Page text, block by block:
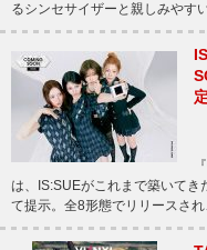
るシンセサイザーと親しみやす
定
は、IS:SUEがこれまで築いてき
て提示。全8形態でリリースさ